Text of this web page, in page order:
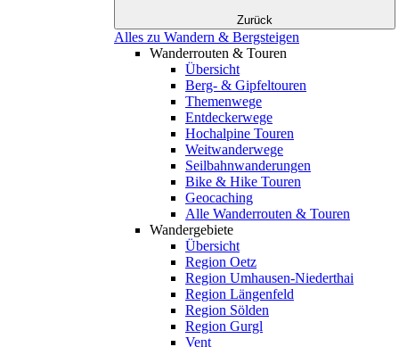
Zurück
Alles zu Wandern & Bergsteigen
Wanderrouten & Touren
Übersicht
Berg- & Gipfeltouren
Themenwege
Entdeckerwege
Hochalpine Touren
Weitwanderwege
Seilbahnwanderungen
Bike & Hike Touren
Geocaching
Alle Wanderrouten & Touren
Wandergebiete
Übersicht
Region Oetz
Region Umhausen-Niederthai
Region Längenfeld
Region Sölden
Region Gurgl
Vent